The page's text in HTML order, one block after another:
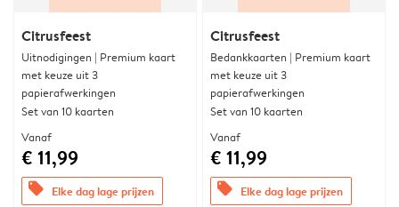
Citrusfeest
Uitnodigingen | Premium kaart
met keuze uit 3
papierafwerkingen
Set van 10 kaarten
Vanaf
€ 11,99
offers Elke dag lage prijzen
Citrusfeest
Bedankkaarten | Premium kaart
met keuze uit 3
papierafwerkingen
Set van 10 kaarten
Vanaf
€ 11,99
offers Elke dag lage prijzen